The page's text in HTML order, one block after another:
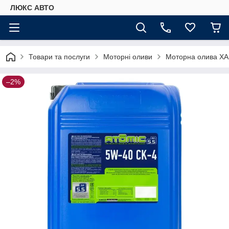
ЛЮКС АВТО
Товари та послуги Моторні оливи Моторна олива
–2%